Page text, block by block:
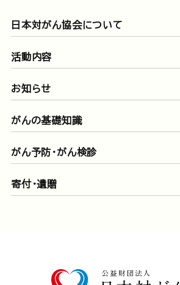
日本対がん協会について
活動内容
お知らせ
がんの基礎知識
がん予防・がん検診
寄付・遺贈